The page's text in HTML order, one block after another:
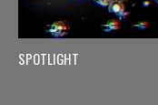
SPOTLIGHT